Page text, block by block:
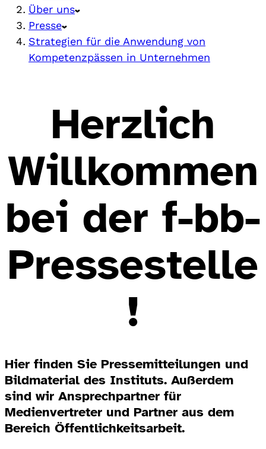
Über uns
Presse
Strategien für die Anwendung von
Kompetenzpässen in Unternehmen
Herzlich
Willkommen
bei der f-bb-
Pressestelle
!
Hier finden Sie Pressemitteilungen und
Bildmaterial des Instituts. Außerdem
sind wir Ansprechpartner für
Medienvertreter und Partner aus dem
Bereich Öffentlichkeitsarbeit.